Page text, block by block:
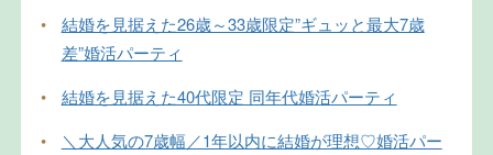
•
結婚を見据えた26歳～33歳限定”ギュッと最大7歳
差”婚活パーティ
•
結婚を見据えた40代限定 同年代婚活パーティ
•
＼大人気の7歳幅／1年以内に結婚が理想♡婚活パー